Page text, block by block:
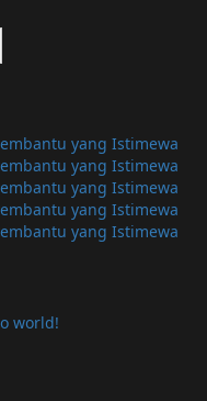
yang Istimewa
yang Istimewa
yang Istimewa
yang Istimewa
yang Istimewa
world!